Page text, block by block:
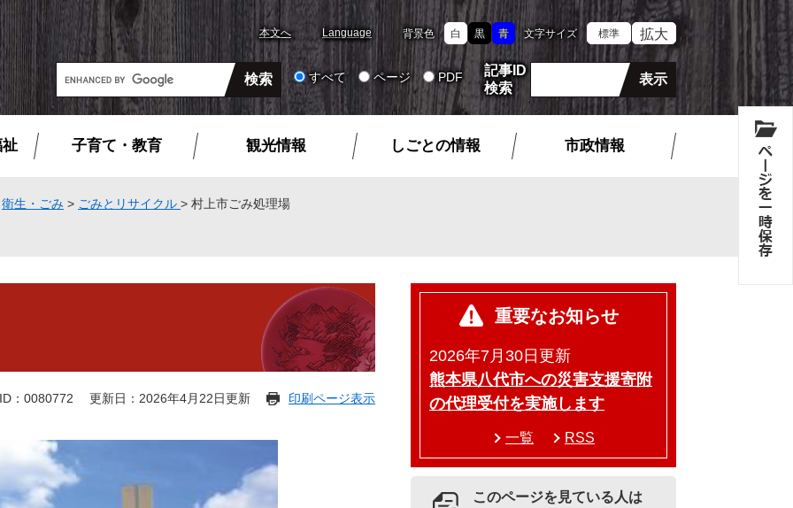
本文へ Language 背景色 白 黒 青 文字サイズ 標準 拡大
G
o
o
カ
検
すべて ページ PDF
記事ID
検索
子育て・教育 観光情報 しごとの情報 市政情報
衛生・ごみ > ごみとリサイクル > 村上市ごみ処理場
：0080772 更新日：2026年4月22日更新 印刷ページ表示
重要なお知らせ
2026年7月30日更新
熊本県八代市への災害支援寄附
の代理受付を実施します
一覧 RSS
このページを見ている人は